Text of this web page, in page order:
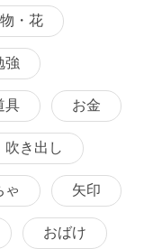
・花
強
具 お金
吹き出し
ゃ 矢印
おばけ